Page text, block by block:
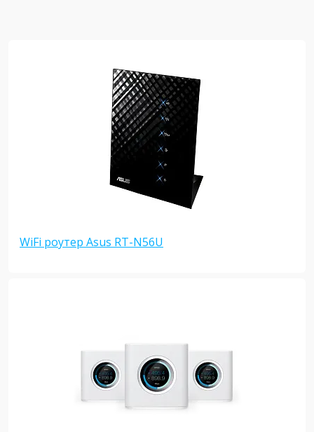
WiFi роутер Asus RT-N56U